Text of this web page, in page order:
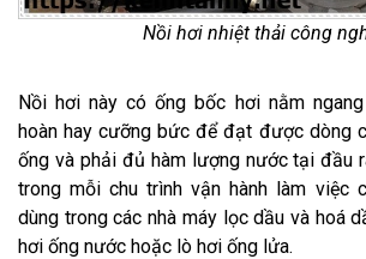
Nồi hơi nhiệt thải công
Nồi hơi này có ống bốc hơi nằm
hoàn hay cưỡng bức để đạt được dòng
ống và phải đủ hàm lượng nước tại đầu
trong mỗi chu trình vận hành làm việc
dùng trong các nhà máy lọc dầu và hoá
hơi ống nước hoặc lò hơi ống lửa.